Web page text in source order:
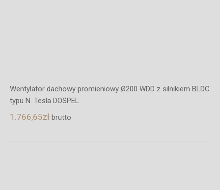
Wentylator dachowy promieniowy Ø200 WDD z silnikiem BLDC
typu N. Tesla DOSPEL
1.766,65zł brutto